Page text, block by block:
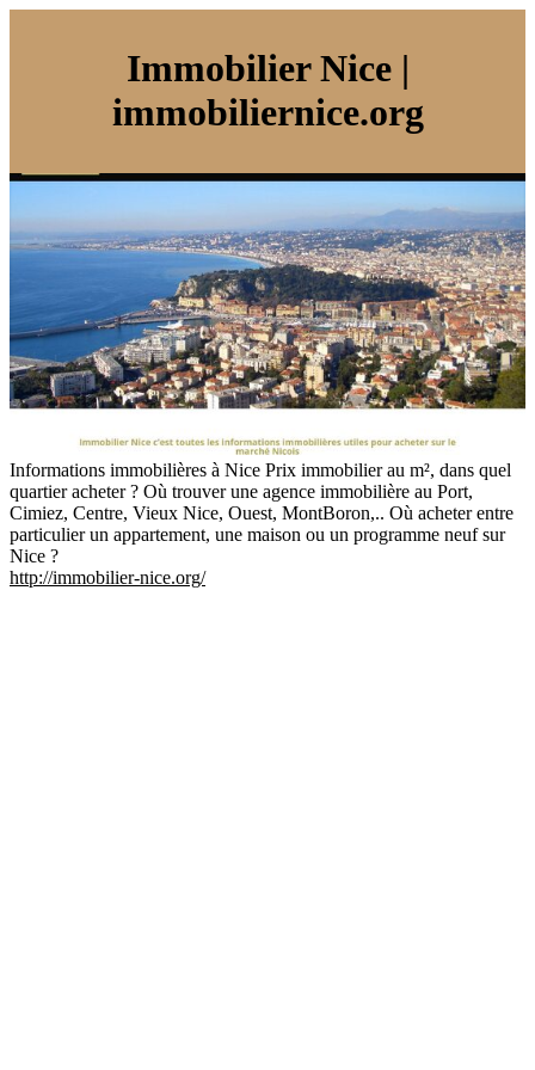
Immobilier Nice |
immobiliernice.org
Informations immobilières à Nice Prix immobilier au m², dans quel
quartier acheter ? Où trouver une agence immobilière au Port,
Cimiez, Centre, Vieux Nice, Ouest, MontBoron,.. Où acheter entre
particulier un appartement, une maison ou un programme neuf sur
Nice ?
http://immobilier-nice.org/